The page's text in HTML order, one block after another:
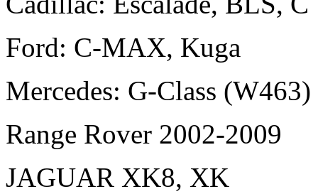
Ford: C-MAX, Kuga
Mercedes: G-Class (W463)
Range Rover 2002-2009
JAGUAR XK8, XK